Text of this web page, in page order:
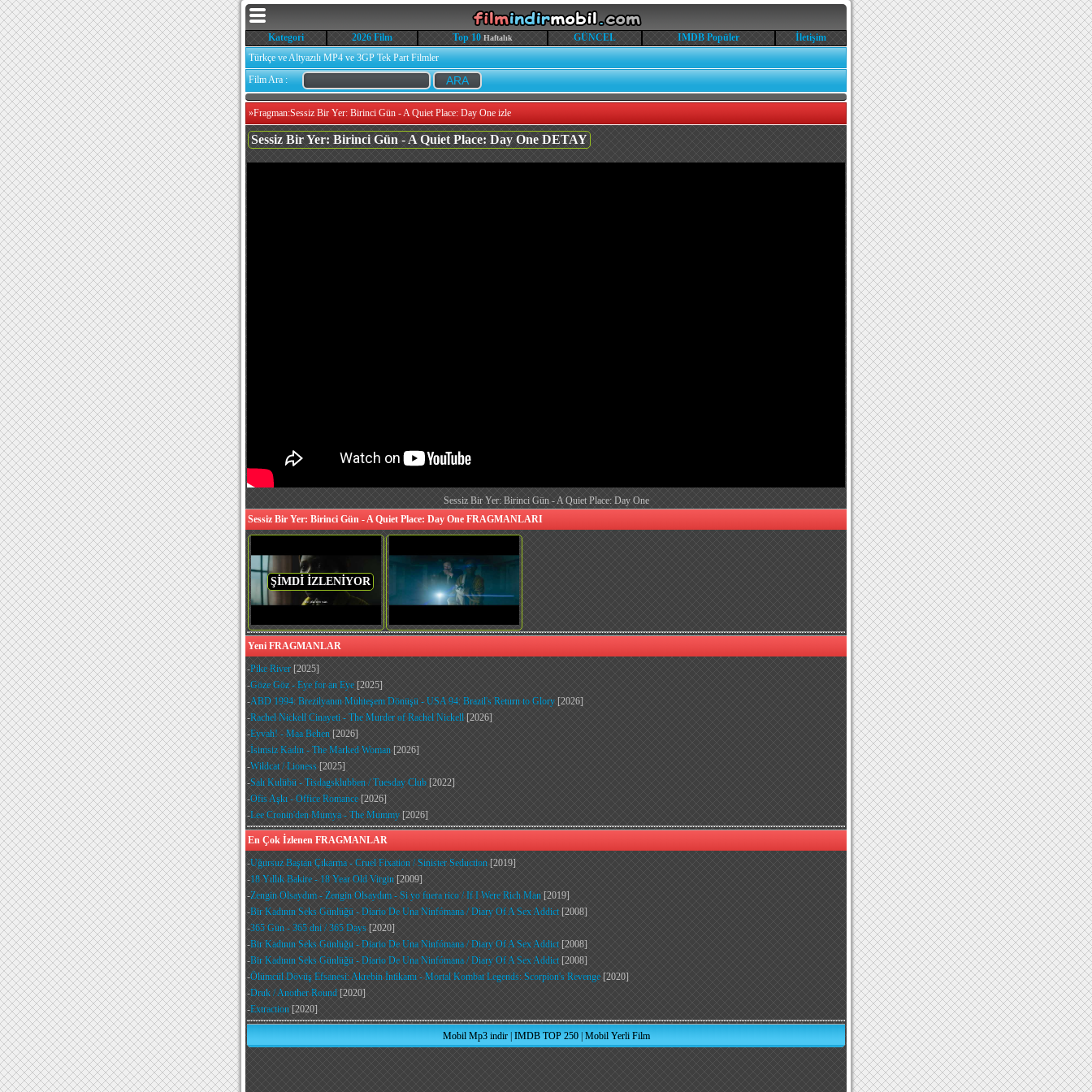
Kategori 2026 Film Top 10 Haftalık GÜNCEL IMDB Popüler
İletişim
Türkçe ve Altyazılı MP4 ve 3GP Tek Part Filmler
Film Ara :
»Fragman:Sessiz Bir Yer: Birinci Gün - A Quiet Place: Day One izle
Sessiz Bir Yer: Birinci Gün - A Quiet Place: Day One DETAY
Sessiz Bir Yer: Birinci Gün - A Quiet Place: Day One
Sessiz Bir Yer: Birinci Gün - A Quiet Place: Day One FRAGMANLARI
ŞİMDİ İZLENİYOR
Yeni FRAGMANLAR
-Pike River [2025]
-Göze Göz - Eye for an Eye [2025]
-ABD 1994: Brezilyanın Muhteşem Dönüşü - USA 94: Brazil's Return to Glory [2026]
-Rachel Nickell Cinayeti - The Murder of Rachel Nickell [2026]
-Eyvah! - Maa Behen [2026]
-İsimsiz Kadın - The Marked Woman [2026]
-Wildcat / Lioness [2025]
-Salı Kulübü - Tisdagsklubben / Tuesday Club [2022]
-Ofis Aşkı - Office Romance [2026]
-Lee Cronin'den Mumya - The Mummy [2026]
En Çok İzlenen FRAGMANLAR
-Uğursuz Baştan Çıkarma - Cruel Fixation / Sinister Seduction [2019]
-18 Yıllık Bakire - 18 Year Old Virgin [2009]
-Zengin Olsaydım - Zengin Olsaydım - Si yo fuera rico / If I Were Rich Man [2019]
-Bir Kadının Seks Günlüğü - Diario De Una Ninfómana / Diary Of A Sex Addict[2008]
-365 Gün - 365 dni / 365 Days [2020]
-Bir Kadının Seks Günlüğü - Diario De Una Ninfómana / Diary Of A Sex Addict[2008]
-Bir Kadının Seks Günlüğü - Diario De Una Ninfómana / Diary Of A Sex Addict[2008]
-Ölümcül Dövüş Efsanesi: Akrebin İntikamı - Mortal Kombat Legends: Scorpion's Revenge [2020]
-Druk / Another Round [2020]
-Extraction [2020]
Mobil Mp3 indir| IMDB TOP 250| Mobil Yerli Film